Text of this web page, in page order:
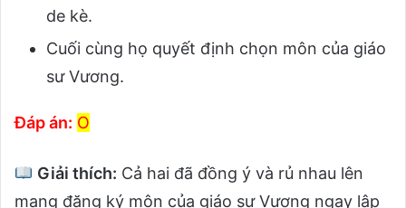
de kè.
Cuối cùng họ quyết định chọn môn của giáo
sư Vương.
Đáp án: O
Giải thích: Cả hai đã đồng ý và rủ nhau lên
mạng đăng ký môn của giáo sư Vương ngay lập